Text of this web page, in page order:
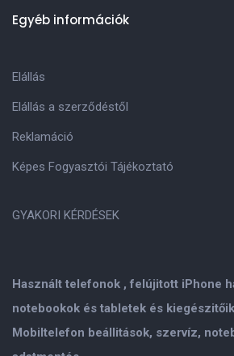
Használt telefonok , felújitott iPhone
notebookok és tabletek és
Mobiltelefon beállitások, szervíz,
Egyéb információk
Elállás
Elállás a szerződéstől
Reklamáció
Képes Fogyasztói Tájékoztató
GYAKORI KÉRDÉSEK